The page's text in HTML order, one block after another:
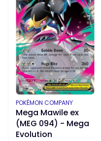
Mega Mawile ex
(MEG 094) - Mega
Evolution
PRODUCENT
POKÉMON COMPANY